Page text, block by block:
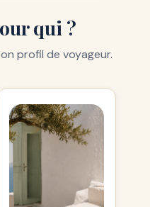
qui ?
profil de voyageur.